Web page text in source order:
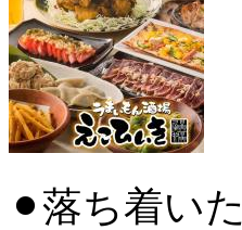
⚫︎落ち着い